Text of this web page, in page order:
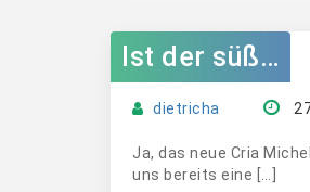
Ist der süß…
dietricha
Ja, das neue Cria
uns bereits eine […]